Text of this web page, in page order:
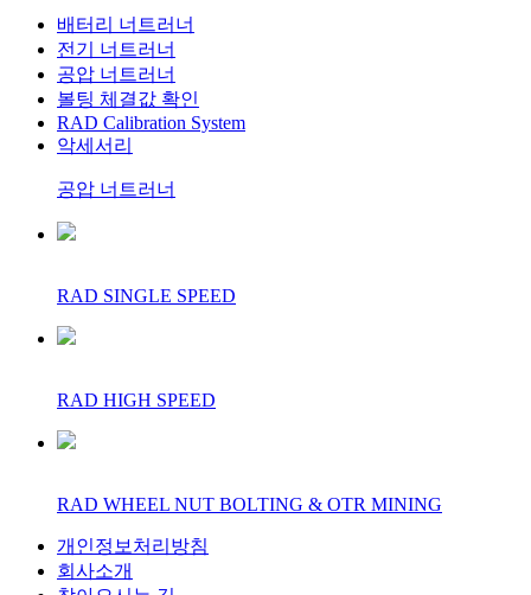
배터리 너트러너
전기 너트러너
공압 너트러너
볼팅 체결값 확인
RAD Calibration System
악세서리
공압 너트러너
RAD SINGLE SPEED
RAD HIGH SPEED
RAD WHEEL NUT BOLTING & OTR MINING
개인정보처리방침
회사소개